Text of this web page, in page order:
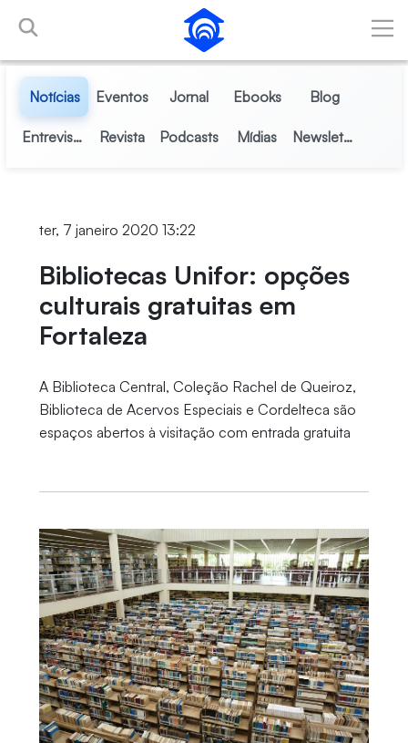
Pular para o Conteúdo principal
Notícias Eventos Jornal Ebooks Blog
Entrevistas Revista Podcasts Mídias Newsletter
ter, 7 janeiro 2020 13:22
Bibliotecas Unifor: opções
culturais gratuitas em
Fortaleza
A Biblioteca Central, Coleção Rachel de Queiroz,
Biblioteca de Acervos Especiais e Cordelteca são
espaços abertos à visitação com entrada gratuita